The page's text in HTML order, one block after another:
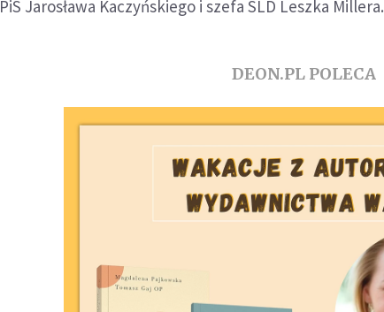
PiS Jarosława Kaczyńskiego i szefa SLD Leszka Millera.
DEON.PL POLECA